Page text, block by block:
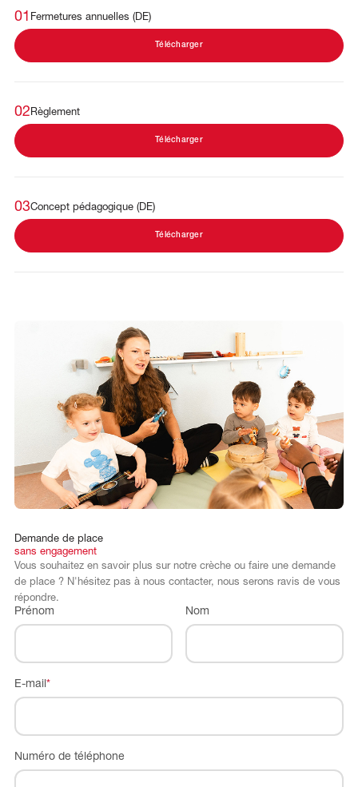
01 Fermetures annuelles (DE)
Télécharger
02 Règlement
Télécharger
03Concept pédagogique (DE)
Télécharger
Demande de place
sans engagement
Vous souhaitez en savoir plus sur notre crèche ou faire une demande
de place ? N'hésitez pas à nous contacter, nous serons ravis de vous
répondre.
Prénom Nom
E-mail *
Numéro de téléphone